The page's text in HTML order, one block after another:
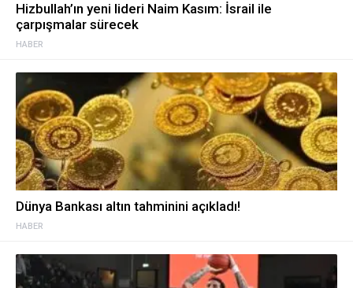
HABER
Hizbullah’ın yeni lideri Naim Kasım: İsrail ile
çarpışmalar sürecek
HABER
Dünya Bankası altın tahminini açıkladı!